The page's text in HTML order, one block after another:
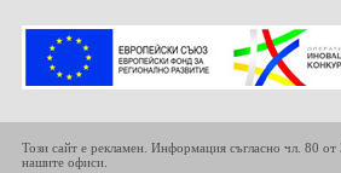
Този сайт е рекламен. Информация съгласно чл. 80
нашите офиси.